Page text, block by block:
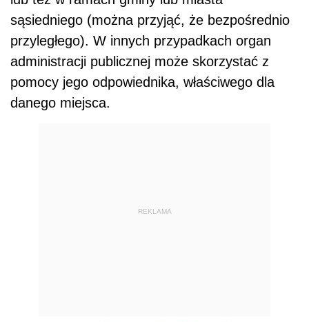
sąsiedniego (można przyjąć, że bezpośrednio
przyległego). W innych przypadkach organ
administracji publicznej może skorzystać z
pomocy jego odpowiednika, właściwego dla
danego miejsca.
REKLAMA